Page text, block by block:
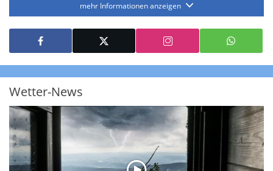
die Niederschlagsintensität. Diese bezieht sich laut offiziellen Richtlinien
jeweils auf die Niederschlagsmenge in l/m² pro Stunde Regen- bzw.
Schneefall. Die 6 Stufen sind wie folgt gegliedert: Die hellen Blautöne
symbolisieren leichte bis mäßige Regen- bzw. Schneefälle mit einer
Intensität bis 8.1 l/m² pro Stunde. Dunkelblau repräsentiert mäßige bis
starke Niederschläge bis 35 l/m² pro Stunde. Hier können bereits Gewitter
auftreten. Extreme bzw. unwetterartige Niederschlagsereignisse mit
über 150 l/m² pro Stunde an. Solche
Neben der Niederschlagsintensität kann auch die Zuggeschwindigkeit der
Niederschlagsgebiete und damit die Niederschlagsdauer abgeschätzt
werden. Neben der 5-minütigen Radaraufzeichnung gibt es eine
Niederschlagsprognose
für die nächsten 2 Stunden. So sehen Sie genau,
wann und wo in Deutschland mit Regen oder Schneefall zu rechnen ist bzw.
kennen zu jeder Zeit den genauen Verlauf einer Niederschlagsfront.
mehr Informationen anzeigen
Wetter-News